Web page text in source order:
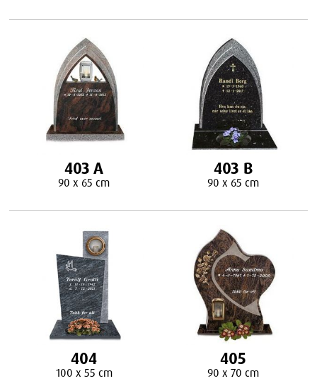
403 A
90 x 65 cm
403 B
90 x 65 cm
404
100 x 55 cm
405
90 x 70 cm